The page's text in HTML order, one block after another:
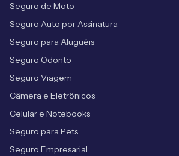
Seguro de Moto
Seguro Auto por Assinatura
Seguro para Aluguéis
Seguro Odonto
Seguro Viagem
Câmera e Eletrônicos
Celular e Notebooks
Seguro para Pets
Seguro Empresarial